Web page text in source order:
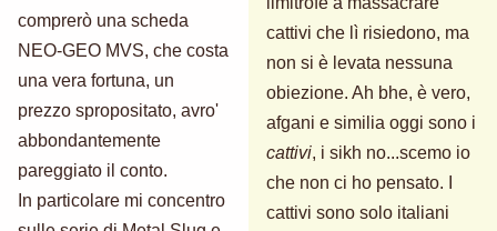
comprerò una scheda
NEO-GEO MVS, che costa
una vera fortuna, un
prezzo spropositato, avro'
abbondantemente
pareggiato il conto.
In particolare mi concentro
cattivi che lì risiedono, ma
non si è levata nessuna
obiezione. Ah bhe, è vero,
afgani e similia oggi sono i
cattivi, i sikh no...scemo io
che non ci ho pensato. I
cattivi sono solo italiani